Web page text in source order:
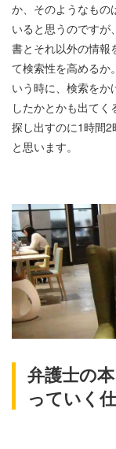
か、そのようなもの
いると思うのですが
書とそれ以外の情報
て検索性を高めるか
いう時に、検索をか
したかとかも出て
探し出すのに1時間
と思います。
弁護士の
っていく